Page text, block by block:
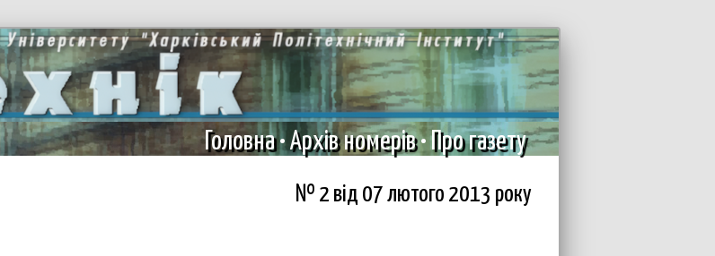
Головна• Архів номерів•Про газету
№ 2 вiд 07 лютого 2013 року